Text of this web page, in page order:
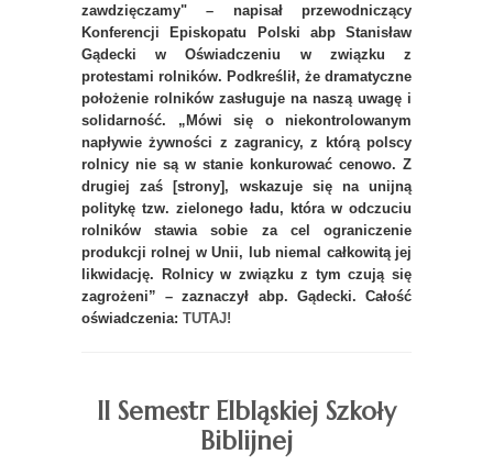
zawdzięczamy" – napisał przewodniczący
Konferencji Episkopatu Polski abp Stanisław
Gądecki w Oświadczeniu w związku z
protestami rolników. Podkreślił, że dramatyczne
położenie rolników zasługuje na naszą uwagę i
solidarność. „Mówi się o niekontrolowanym
napływie żywności z zagranicy, z którą polscy
rolnicy nie są w stanie konkurować cenowo. Z
drugiej zaś [strony], wskazuje się na unijną
politykę tzw. zielonego ładu, która w odczuciu
rolników stawia sobie za cel ograniczenie
produkcji rolnej w Unii, lub niemal całkowitą jej
likwidację. Rolnicy w związku z tym czują się
zagrożeni” – zaznaczył abp. Gądecki. Całość
oświadczenia: TUTAJ!
II Semestr Elbląskiej Szkoły
Biblijnej